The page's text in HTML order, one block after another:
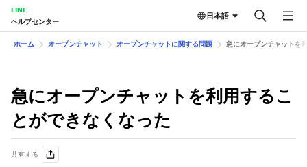
LINE
ヘルプセンター
日本語
ホーム オープンチャット オープンチャットに関する問題 急にオープンチャットを
急にオープンチャットを利用するこ
とができなくなった
共有する